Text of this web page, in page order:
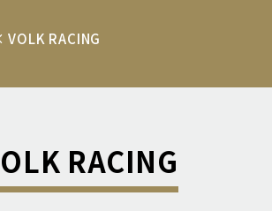
VOLK RACING
RACING